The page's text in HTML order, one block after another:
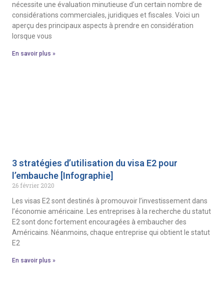
nécessite une évaluation minutieuse d’un certain nombre de
considérations commerciales, juridiques et fiscales. Voici un
aperçu des principaux aspects à prendre en considération
lorsque vous
En savoir plus »
3 stratégies d’utilisation du visa E2 pour
l’embauche [Infographie]
26 février 2020
Les visas E2 sont destinés à promouvoir l’investissement dans
l’économie américaine. Les entreprises à la recherche du statut
E2 sont donc fortement encouragées à embaucher des
Américains. Néanmoins, chaque entreprise qui obtient le statut
E2
En savoir plus »